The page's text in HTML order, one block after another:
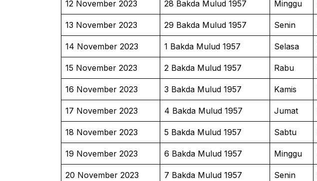
12 November 2023 28 Bakda Mulud 1957 Minggu
13 November 2023 29 Bakda Mulud 1957 Senin
14 November 2023 1 Bakda Mulud 1957 Selasa
15 November 2023 2 Bakda Mulud 1957 Rabu
16 November 2023 3 Bakda Mulud 1957 Kamis
17 November 2023 4 Bakda Mulud 1957 Jumat
18 November 2023 5 Bakda Mulud 1957 Sabtu
19 November 2023 6 Bakda Mulud 1957 Minggu
20 November 2023 7 Bakda Mulud 1957 Senin